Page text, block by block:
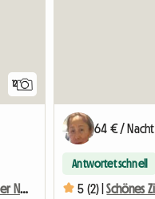
12
Zimmer und Balkon in der Nähe von UCL St-Luc, Metro, Komfort und Qualität
64 € / Nacht
Antwortet schnell
5 (2) |